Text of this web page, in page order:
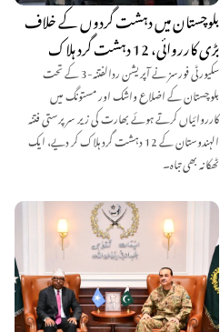
بلوچستان میں دہشت گردوں کے خلاف
بڑی کارروائی، 12 دہشت گرد ہلاک
سکیورٹی فورسز نے آپریشن ردالفتنہ-3 کے تحت
بلوچستان کے اضلاع واشک اور مستونگ میں
کارروائیاں کرتے ہوئے بھارت کی زیر سرپرستی فتنہ
الہندوستان کے 12 دہشت گرد ہلاک کر دیے، ایک
ٹھکانہ بھی تباہ۔